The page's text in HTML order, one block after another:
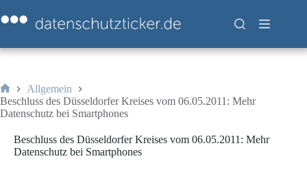
Inhalt
springen
Start
Allgemein
Beschluss des Düsseldorfer Kreises vom 06.05.2011: Mehr
Datenschutz bei Smartphones
Beschluss des Düsseldorfer Kreises vom 06.05.2011: Mehr
Datenschutz bei Smartphones